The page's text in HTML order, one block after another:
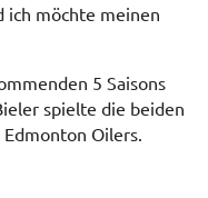
ich möchte meinen
5 Saisons
spielte die beiden
Oilers.